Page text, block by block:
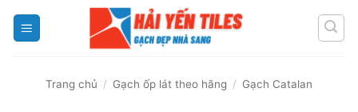
Trang chủ / Gạch ốp lát theo hãng / Gạch Catalan